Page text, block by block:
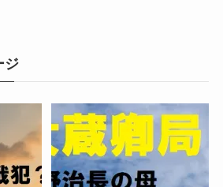
ジ